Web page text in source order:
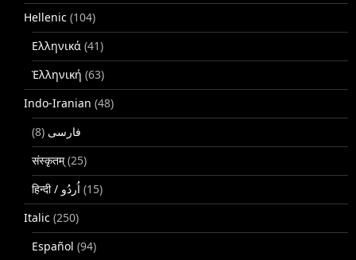
Hellenic (104)
Ελληνικά (41)
Ἑλληνική (63)
Indo-Iranian (48)
فارسی (8)
संस्कृतम्(25)
(15)
Italic (250)
Español (94)